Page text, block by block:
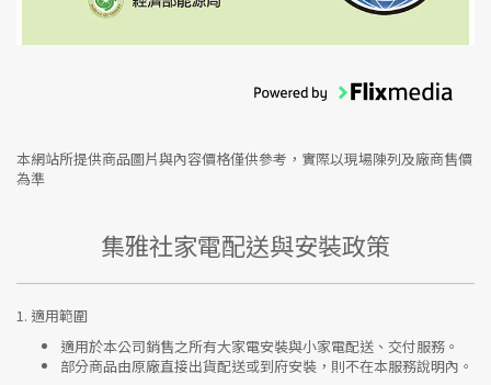
本網站所提供商品圖片與內容價格僅供參考，實際以現場陳列及廠商售價
為準
集雅社家電配送與安裝政策
1. 適用範圍
適用於本公司銷售之所有大家電安裝與小家電配送、交付服務。
部分商品由原廠直接出貨配送或到府安裝，則不在本服務說明內。